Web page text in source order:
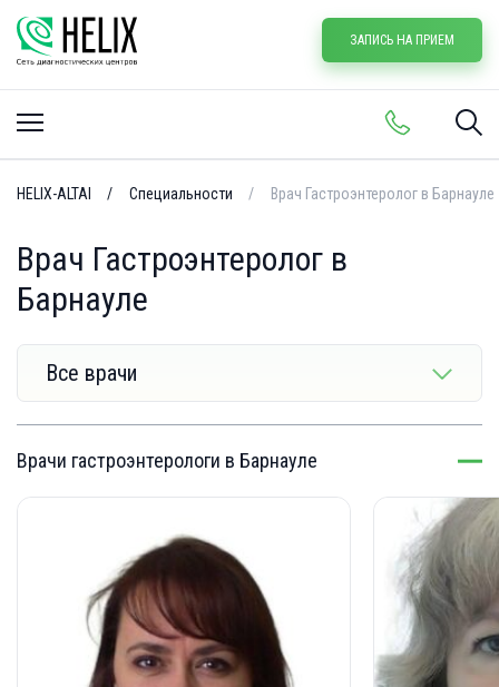
ЗАПИСЬ НА ПРИЕМ
HELIX-ALTAI Специальности Врач Гастроэнтеролог в Барнауле
Врач Гастроэнтеролог в
Барнауле
Все врачи
Врачи гастроэнтерологи в Барнауле